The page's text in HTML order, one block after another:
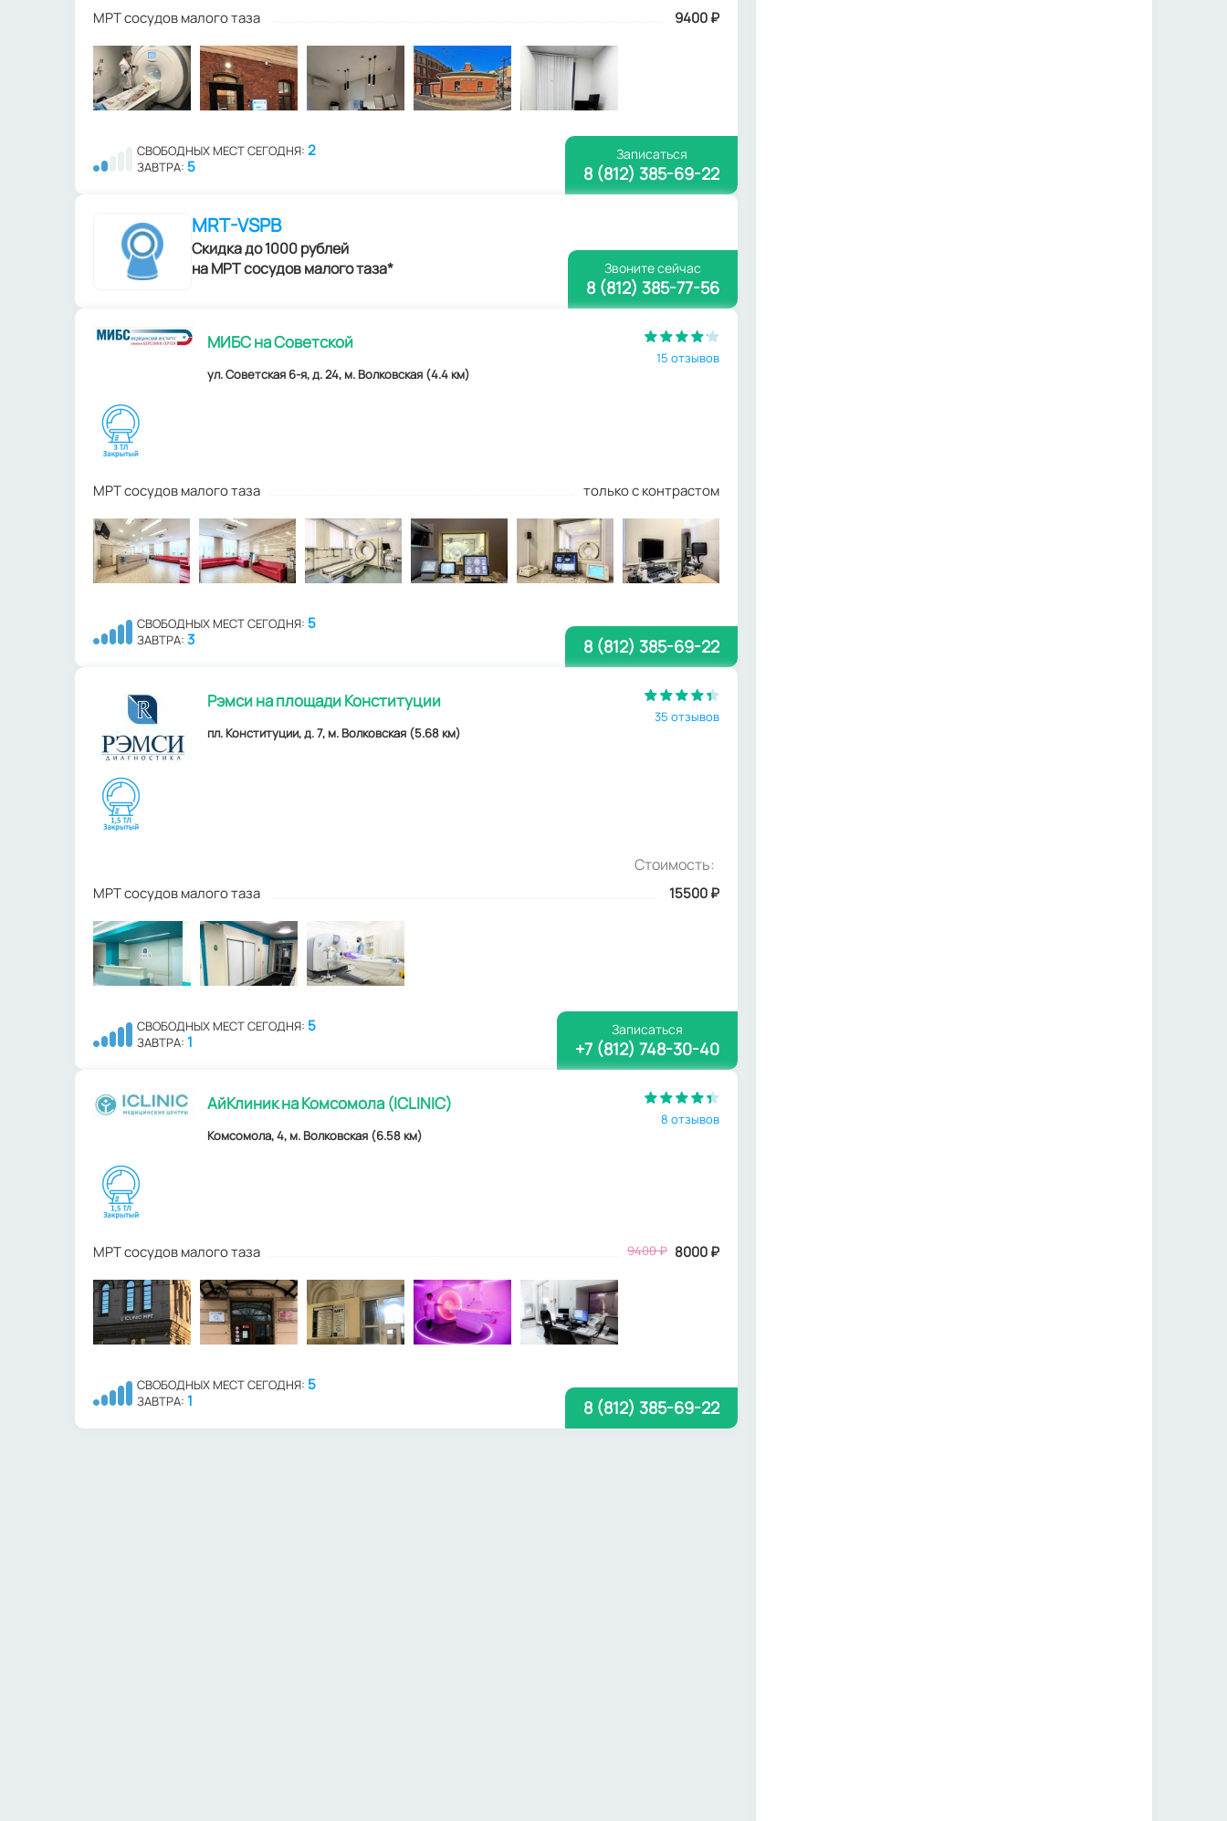
МРТ сосудов малого таза 9400₽
СВОБОДНЫХ МЕСТ СЕГОДНЯ: 2
ЗАВТРА: 5
Записаться
8 (812) 385-69-22
MRT-VSPB
Скидка до 1000 рублей
на МРТ сосудов малого таза*
Звоните сейчас
8 (812) 385-77-56
МИБС на Советской
ул. Советская 6-я, д. 24, м. Волковская (4.4 км)
15 отзывов
МРТ сосудов малого таза только с контрастом
СВОБОДНЫХ МЕСТ СЕГОДНЯ: 5
ЗАВТРА: 3 8 (812) 385-69-22
Рэмси на площади Конституции
пл. Конституции, д. 7, м. Волковская (5.68 км)
35 отзывов
Стоимость:
МРТ сосудов малого таза 15500₽
СВОБОДНЫХ МЕСТ СЕГОДНЯ: 5
ЗАВТРА: 1
Записаться
+7 (812) 748-30-40
АйКлиник на Комсомола (ICLINIC)
Комсомола, 4, м. Волковская (6.58 км)
8 отзывов
МРТ сосудов малого таза 9400₽ 8000₽
СВОБОДНЫХ МЕСТ СЕГОДНЯ: 5
ЗАВТРА: 1 8 (812) 385-69-22